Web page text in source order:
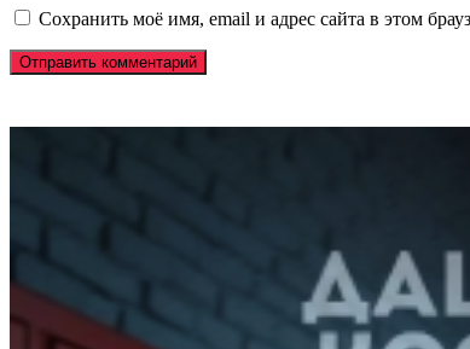
Сохранить моё имя, email и адрес сайта в этом